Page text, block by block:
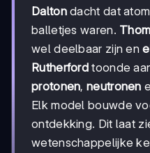
Daltondacht dat
balletjes waren.
wel deelbaar zijn en
Rutherford toonde
protonen,neutronen
Elk model bouwde
ontdekking. Dit laat
wetenschappelijke